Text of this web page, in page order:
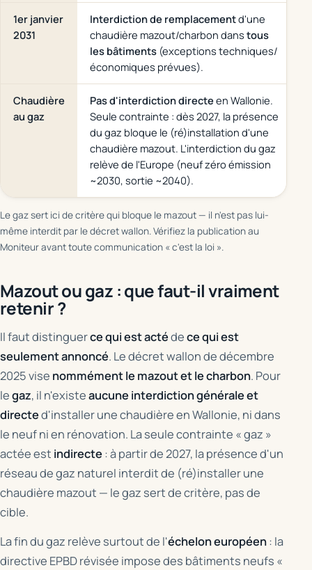
1er janvier
2031
Interdiction de remplacementd'une
chaudière mazout/charbon dans tous
les bâtiments(exceptions techniques/
économiques prévues).
Chaudière
au gaz
Pas d'interdiction directeen Wallonie.
Seule contrainte : dès 2027, la présence
du gaz bloque le (ré)installation d'une
chaudière mazout. L'interdiction du gaz
relève de l'Europe (neuf zéro émission
~2030, sortie ~2040).
Le gaz sert ici de critère qui bloque le mazout — il n'est pas lui-
même interdit par le décret wallon. Vérifiez la publication au
Moniteur avant toute communication « c'est la loi ».
Mazout ou gaz : que faut-il vraiment
retenir ?
Il faut distinguerce qui est actédece qui est
seulement annoncé. Le décret wallon de décembre
2025 vise nommément le mazout et le charbon. Pour
legaz, il n'existeaucune interdiction générale et
directed'installer une chaudière en Wallonie, ni dans
le neuf ni en rénovation. La seule contrainte « gaz »
actée est indirecte: à partir de 2027, la présence d'un
réseau de gaz naturel interdit de (ré)installer une
chaudière mazout — le gaz sert de critère, pas de
cible.
La fin du gaz relève surtout de l'échelon européen: la
directive EPBD révisée impose des bâtiments neufs «